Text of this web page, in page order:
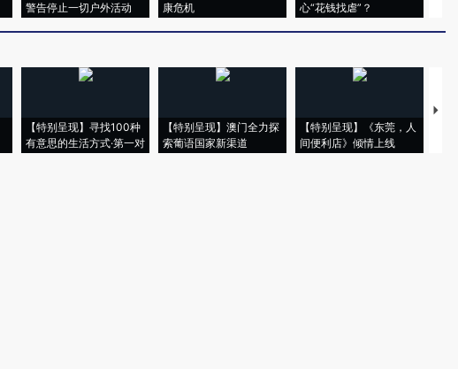
警告停止一切户外活动
康危机
心“花钱找虐”？
【特别呈现】寻找100种
有意思的生活方式·第一对
【特别呈现】澳门全力探
索葡语国家新渠道
【特别呈现】《东莞，人
间便利店》倾情上线
【
会